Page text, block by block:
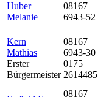
Huber
Melanie
08167
6943-52
Kern
Mathias
Erster
Bürgermeister
08167
6943-30
0175
2614485
08167